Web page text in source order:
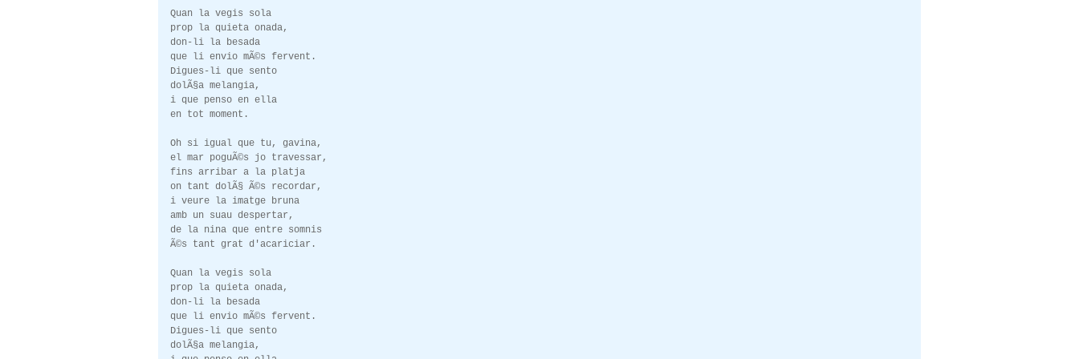
Quan la vegis sola
prop la quieta onada,
don-li la besada
que li envio mÃ©s fervent.
Digues-li que sento
dolÃ§a melangia,
i que penso en ella
en tot moment.
Oh si igual que tu, gavina,
el mar poguÃ©s jo travessar,
fins arribar a la platja
on tant dolÃ§ Ã©s recordar,
i veure la imatge bruna
amb un suau despertar,
de la nina que entre somnis
Ã©s tant grat d'acariciar.
Quan la vegis sola
prop la quieta onada,
don-li la besada
que li envio mÃ©s fervent.
Digues-li que sento
dolÃ§a melangia,